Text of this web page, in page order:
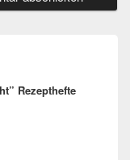
Rezepthefte